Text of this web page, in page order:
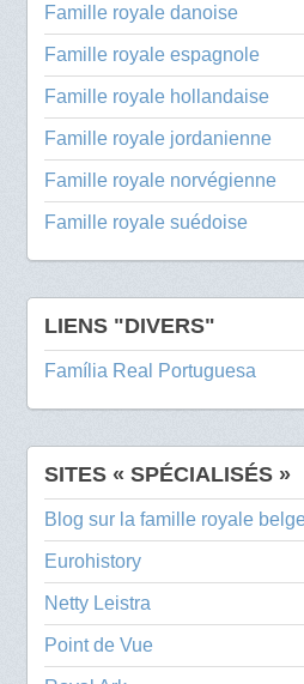
Famille royale danoise
Famille royale espagnole
Famille royale hollandaise
Famille royale jordanienne
Famille royale norvégienne
Famille royale suédoise
LIENS "DIVERS"
Família Real Portuguesa
SITES « SPÉCIALISÉS »
Blog sur la famille royale
Eurohistory
Netty Leistra
Point de Vue